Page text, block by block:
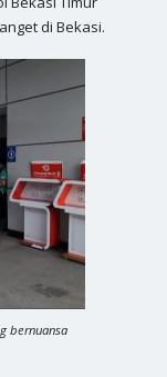
di Bekasi.
bernuansa